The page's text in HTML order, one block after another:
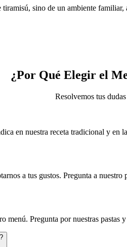
sino de un ambiente
¿Por Qué Elegir el
Resolvemos tus
en nuestra receta tradicional y
a tus gustos. Pregunta a
menú. Pregunta por nuestras